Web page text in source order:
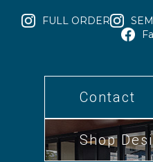
FULL ORDER
Contact
Shop